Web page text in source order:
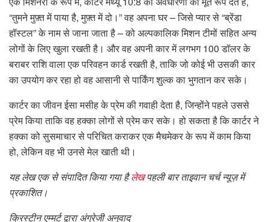
“तुमने मुफ़्त में पाया है, मुफ़्त में दो।” वह अपना घर – जिसे प्यार से “ब्रेंडा
हॉस्टल” के नाम से जाना जाता है – को अल्पकालिक मिशन टीमों सहित अन्य
लोगों के लिए खुला रखती है। और वह अपनी कार में लगभग 100 डॉलर के
बराबर राशि वाला एक परिवहन कार्ड रखती है, ताकि जो कोई भी उसकी कार
का उपयोग कर रहा हो वह आसानी से पार्किंग शुल्क का भुगतान कर सके।
कार्टर का जीवन ईसा मसीह के प्रेम की गवाही देता है, जिन्होंने पहले उससे
प्रेम किया ताकि वह हक्का लोगों से प्रेम कर सके। हो सकता है कि कार्टर ने
हक्का को सुसमाचार से परिचित कराकर एक मैचमेकर के रूप में काम किया
हो, लेकिन वह भी उनसे मेल खाती थी।
यह लेख एक से संपादित किया गया हैलेखपहली बार ताइवान चर्च न्यूज़ में
प्रकाशित।
क्रिस्टीन एम्मर्ट द्वारा अंग्रेजी अनुवाद